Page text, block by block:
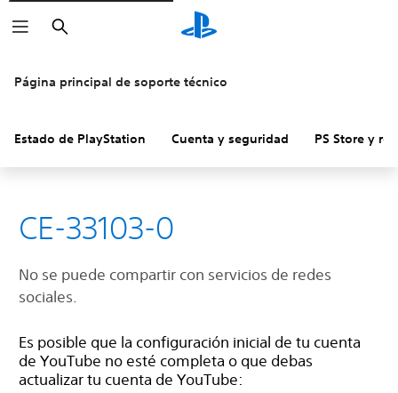
Buscar
Página principal de soporte técnico
Estado de PlayStation Cuenta y seguridad PS Store y
CE-33103-0
No se puede compartir con servicios de redes
sociales.
Es posible que la configuración inicial de tu cuenta
de YouTube no esté completa o que debas
actualizar tu cuenta de YouTube: